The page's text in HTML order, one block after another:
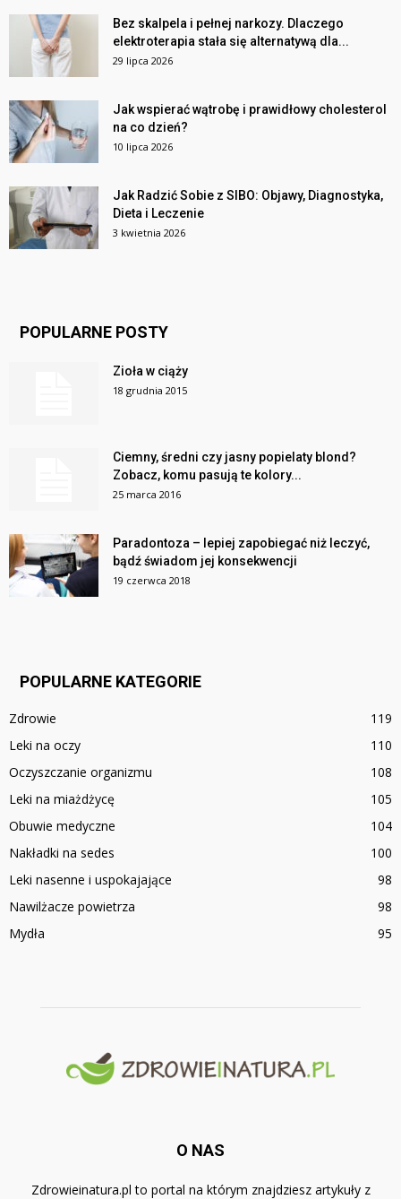
Bez skalpela i pełnej narkozy. Dlaczego
elektroterapia stała się alternatywą dla...
29 lipca 2026
Jak wspierać wątrobę i prawidłowy cholesterol
na co dzień?
10 lipca 2026
Jak Radzić Sobie z SIBO: Objawy, Diagnostyka,
Dieta i Leczenie
3 kwietnia 2026
POPULARNE POSTY
Zioła w ciąży
18 grudnia 2015
Ciemny, średni czy jasny popielaty blond?
Zobacz, komu pasują te kolory...
25 marca 2016
Paradontoza – lepiej zapobiegać niż leczyć,
bądź świadom jej konsekwencji
19 czerwca 2018
POPULARNE KATEGORIE
Zdrowie
119
Leki na oczy
110
Oczyszczanie organizmu
108
Leki na miażdżycę
105
Obuwie medyczne
104
Nakładki na sedes
100
Leki nasenne i uspokajające
98
Nawilżacze powietrza
98
Mydła
95
O NAS
Zdrowieinatura.pl to portal na którym znajdziesz artykuły z